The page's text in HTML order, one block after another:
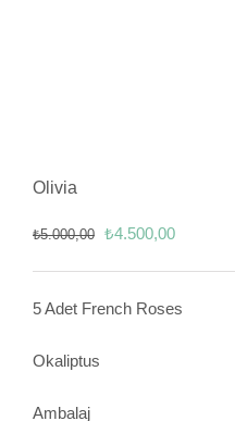
Olivia
₺5.000,00 Orijinal
₺4.500,00Şu
5 Adet French Roses
Okaliptus
Ambalaj